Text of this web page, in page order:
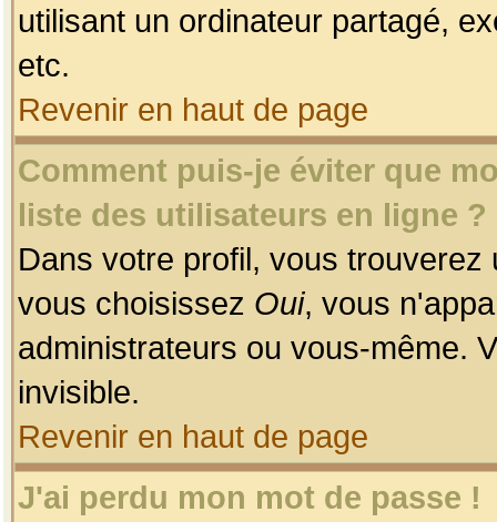
utilisant un ordinateur partagé,
etc.
Revenir en haut de page
Comment puis-je éviter que
liste des utilisateurs en ligne ?
Dans votre profil, vous
vous choisissez Oui, vous
administrateurs ou vous-même.
invisible.
Revenir en haut de page
J'ai perdu mon mot de passe !